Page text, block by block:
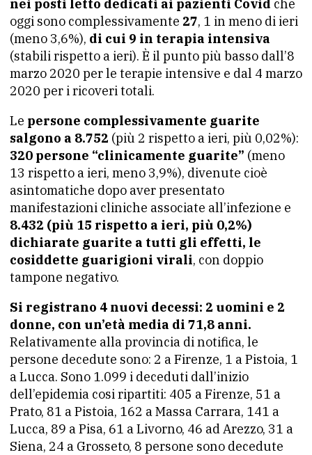
nei posti letto dedicati ai pazienti Covid che
oggi sono complessivamente 27, 1 in meno di ieri
(meno 3,6%), di cui 9 in terapia intensiva
(stabili rispetto a ieri). È il punto più basso dall’8
marzo 2020 per le terapie intensive e dal 4 marzo
2020 per i ricoveri totali.
Le persone complessivamente guarite
salgono a 8.752 (più 2 rispetto a ieri, più 0,02%):
320 persone “clinicamente guarite” (meno
13 rispetto a ieri, meno 3,9%), divenute cioè
asintomatiche dopo aver presentato
manifestazioni cliniche associate all’infezione e
8.432 (più 15 rispetto a ieri, più 0,2%)
dichiarate guarite a tutti gli effetti, le
cosiddette guarigioni virali, con doppio
tampone negativo.
Si registrano 4 nuovi decessi: 2 uomini e 2
donne, con un’età media di 71,8 anni.
Relativamente alla provincia di notifica, le
persone decedute sono: 2 a Firenze, 1 a Pistoia, 1
a Lucca. Sono 1.099 i deceduti dall’inizio
dell’epidemia cosi ripartiti: 405 a Firenze, 51 a
Prato, 81 a Pistoia, 162 a Massa Carrara, 141 a
Lucca, 89 a Pisa, 61 a Livorno, 46 ad Arezzo, 31 a
Siena, 24 a Grosseto, 8 persone sono decedute